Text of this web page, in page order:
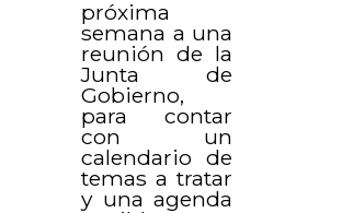
próxima
semana a una
reunión de la
Junta de
Gobierno,
para contar
con un
calendario de
temas a tratar
y una agenda